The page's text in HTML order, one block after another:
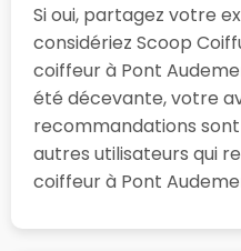
Si oui, partagez votre
considériez Scoop
coiffeur à Pont
été décevante, votre
recommandations
autres utilisateurs qui
coiffeur à Pont